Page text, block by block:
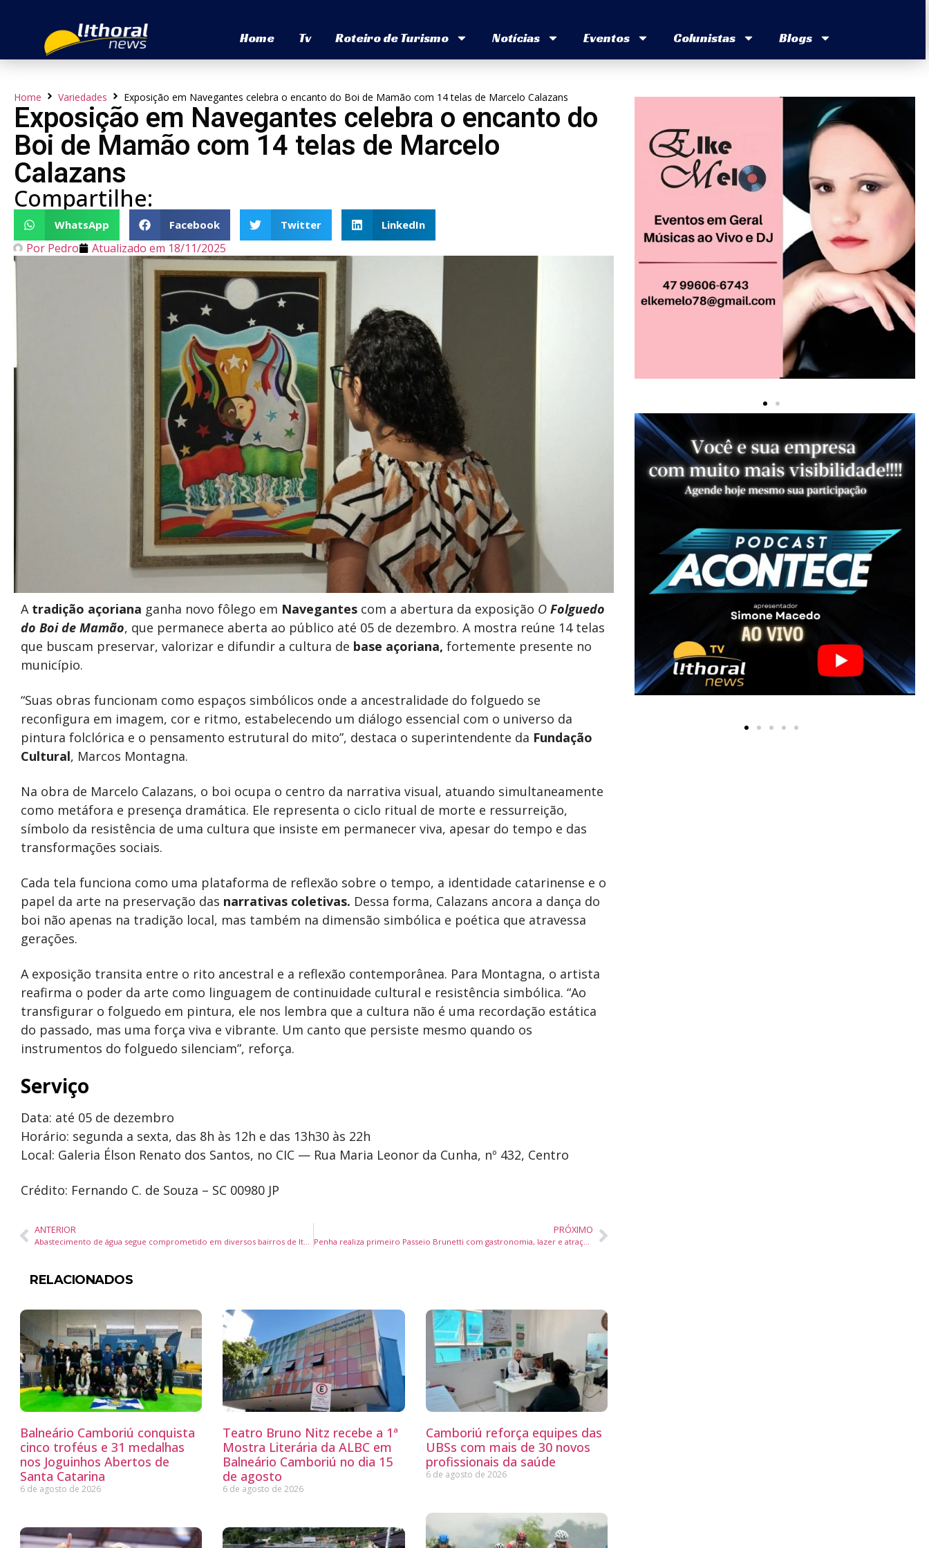
Home Tv Roteiro de Turismo Notícias Eventos Colunistas Blogs
Home Variedades Exposição em Navegantes celebra o encanto do Boi de Mamão com 14 telas de Marcelo Calazans
Exposição em Navegantes celebra o encanto do
Boi de Mamão com 14 telas de Marcelo
Calazans
Compartilhe:
WhatsApp Facebook Twitter LinkedIn
Por Pedro Atualizado em 18/11/2025
A tradição açoriana ganha novo fôlego em Navegantes com a abertura da exposição O Folguedo
do Boi de Mamão, que permanece aberta ao público até 05 de dezembro. A mostra reúne 14 telas
que buscam preservar, valorizar e difundir a cultura de base açoriana, fortemente presente no
município.
“Suas obras funcionam como espaços simbólicos onde a ancestralidade do folguedo se
reconfigura em imagem, cor e ritmo, estabelecendo um diálogo essencial com o universo da
pintura folclórica e o pensamento estrutural do mito”, destaca o superintendente da Fundação
Cultural, Marcos Montagna.
Na obra de Marcelo Calazans, o boi ocupa o centro da narrativa visual, atuando simultaneamente
como metáfora e presença dramática. Ele representa o ciclo ritual de morte e ressurreição,
símbolo da resistência de uma cultura que insiste em permanecer viva, apesar do tempo e das
transformações sociais.
Cada tela funciona como uma plataforma de reflexão sobre o tempo, a identidade catarinense e o
papel da arte na preservação das narrativas coletivas. Dessa forma, Calazans ancora a dança do
boi não apenas na tradição local, mas também na dimensão simbólica e poética que atravessa
gerações.
A exposição transita entre o rito ancestral e a reflexão contemporânea. Para Montagna, o artista
reafirma o poder da arte como linguagem de continuidade cultural e resistência simbólica. “Ao
transfigurar o folguedo em pintura, ele nos lembra que a cultura não é uma recordação estática
do passado, mas uma força viva e vibrante. Um canto que persiste mesmo quando os
instrumentos do folguedo silenciam”, reforça.
Serviço
Data: até 05 de dezembro
Horário: segunda a sexta, das 8h às 12h e das 13h30 às 22h
Local: Galeria Élson Renato dos Santos, no CIC — Rua Maria Leonor da Cunha, nº 432, Centro
Crédito: Fernando C. de Souza – SC 00980 JP
ANTERIOR
Abastecimento de água segue comprometido em diversos bairros de Itajaí após rompimento de adutora
PRÓXIMO
Penha realiza primeiro Passeio Brunetti com gastronomia, lazer e atrações culturais neste domingo
RELACIONADOS
Balneário Camboriú conquista
cinco troféus e 31 medalhas
nos Joguinhos Abertos de
Santa Catarina
6 de agosto de 2026
Teatro Bruno Nitz recebe a 1ª
Mostra Literária da ALBC em
Balneário Camboriú no dia 15
de agosto
6 de agosto de 2026
Camboriú reforça equipes das
UBSs com mais de 30 novos
profissionais da saúde
6 de agosto de 2026